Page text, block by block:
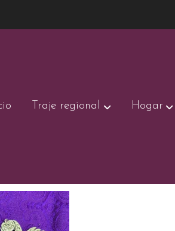
Traje regional Hogar